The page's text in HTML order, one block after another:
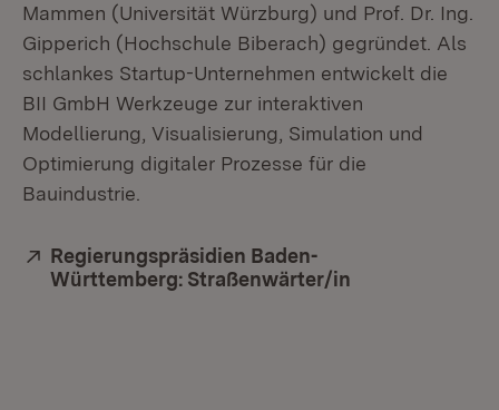
Mammen (Universität Würzburg) und Prof. Dr. Ing.
Gipperich (Hochschule Biberach) gegründet. Als
schlankes Startup-Unternehmen entwickelt die
BII GmbH Werkzeuge zur interaktiven
Modellierung, Visualisierung, Simulation und
Optimierung digitaler Prozesse für die
Bauindustrie.
Extern:
Regierungspräsidien Baden-
Württemberg: Straßenwärter/in